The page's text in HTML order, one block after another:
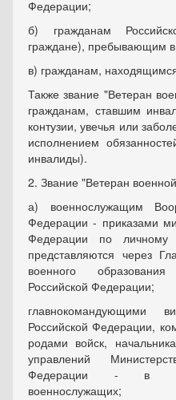
Федерации;
б) гражданам
граждане), пребывающим в
в) гражданам,
Также звание "Ветеран
гражданам, ставшим
контузии, увечья или
исполнением
инвалиды).
2. Звание "Ветеран
а) военнослужащим
Федерации - приказами
Федерации по личному
представляются через
военного
Российской Федерации;
главнокомандующими
Российской Федерации,
родами войск,
управлений
Федерации - в
военнослужащих;